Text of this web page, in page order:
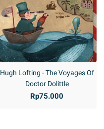
Hugh Lofting - The Voyages Of
Doctor Dolittle
Rp75.000